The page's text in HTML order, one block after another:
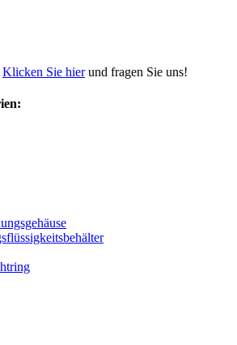
Klicken Sie hierund fragen Sie uns!